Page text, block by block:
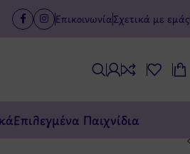
Επικοινωνία Σχετικά με εμάς
Επιλεγμένα Παιχνίδια